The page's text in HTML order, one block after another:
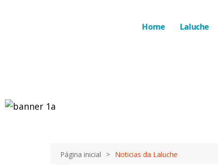
Home Laluche
Página inicial Noticias da Laluche